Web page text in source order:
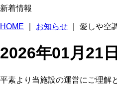
新着情報
HOME お知らせ 愛しや空
2026年01月21日
平素より当施設の運営にご理解